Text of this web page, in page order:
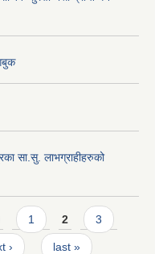
सा.सु. लाभग्राहीहरुको
1 2 3
› last »